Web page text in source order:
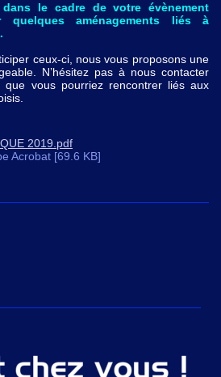
le cadre de votre évènement
quelques aménagements liés à
ceux-ci, nous vous proposons une
N’hésitez pas à nous contacter
que vous pourriez rencontrer liés aux
2019.pdf
Acrobat [69.6 KB]